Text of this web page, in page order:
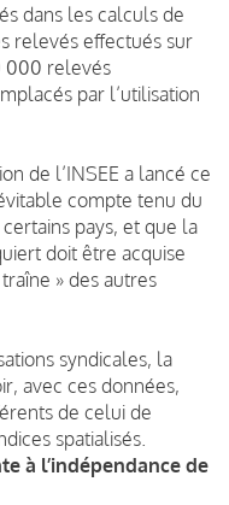
dans les calculs de
relevés effectués sur
000 relevés
par l’utilisation
de l’INSEE a lancé ce
compte tenu du
pays, et que la
doit être acquise
» des autres
syndicales, la
avec ces données,
de celui de
spatialisés.
à l’indépendance de